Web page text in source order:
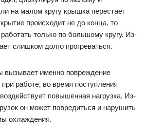
на малом кругу крышка перестает
происходит не до конца, то
только по большому кругу. Из-
слишком долго прогреваться.
вызывает именно повреждение
работе, во время поступления
повышенная нагрузка. Из-
он может повредиться и нарушить
охлаждения.